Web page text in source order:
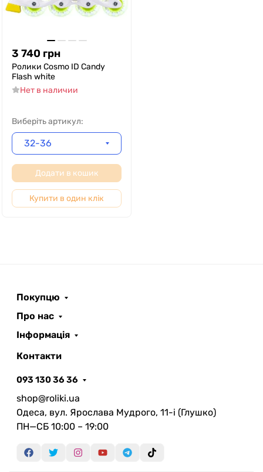
3 740 грн
Ролики Cosmo ID Candy
Flash white
Нет в наличии
Виберіть артикул:
32-36
Додати в кошик
Купити в один клік
Покупцю
Про нас
Інформація
Контакти
093 130 36 36
shop@roliki.ua
Одеса, вул. Ярослава Мудрого, 11-i (Глушко)
ПН—СБ 10:00 – 19:00